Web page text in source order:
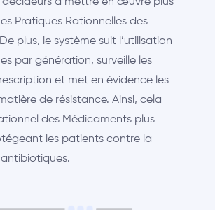
Pratiques Rationnelles des
plus, le système suit l’utilisation
par génération, surveille les
et met en évidence les
de résistance. Ainsi, cela
des Médicaments plus
les patients contre la